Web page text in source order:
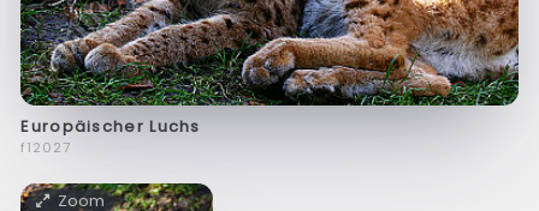
Europäischer Luchs
f12027
Zoom